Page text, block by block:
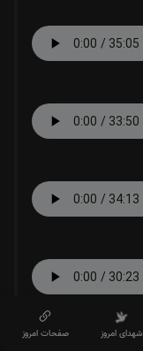
شهدای امروز صفحات امروز